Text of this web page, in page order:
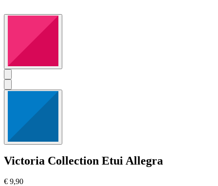
Victoria Collection Etui Allegra
€ 9,90